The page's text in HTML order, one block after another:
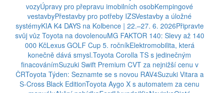
vozyÚpravy pro přepravu imobilních osobKempingové
vestavbyPřestavby pro potřeby IZSVestavby a úložné
systémyKIA K4 DAYS na Kolbence | 22.–27. 6. 2026Připravte
svůj vůz Toyota na dovolenouMG FAKTOR 140: Slevy až 140
000 KčLexus GOLF Cup 5. ročníkElektromobilita, která
konečně dává smysl.Toyota Corolla TS s jedinečným
finacovánímSuzuki Swift Premium CVT za nejnižší cenu v
ČRToyota Týden: Seznamte se s novou RAV4Suzuki Vitara a
S-Cross Black EditionToyota Aygo X s automatem za cenu